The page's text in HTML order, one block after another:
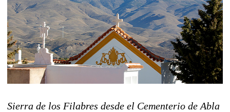
Sierra de los Filabres desde el Cementerio de Abla